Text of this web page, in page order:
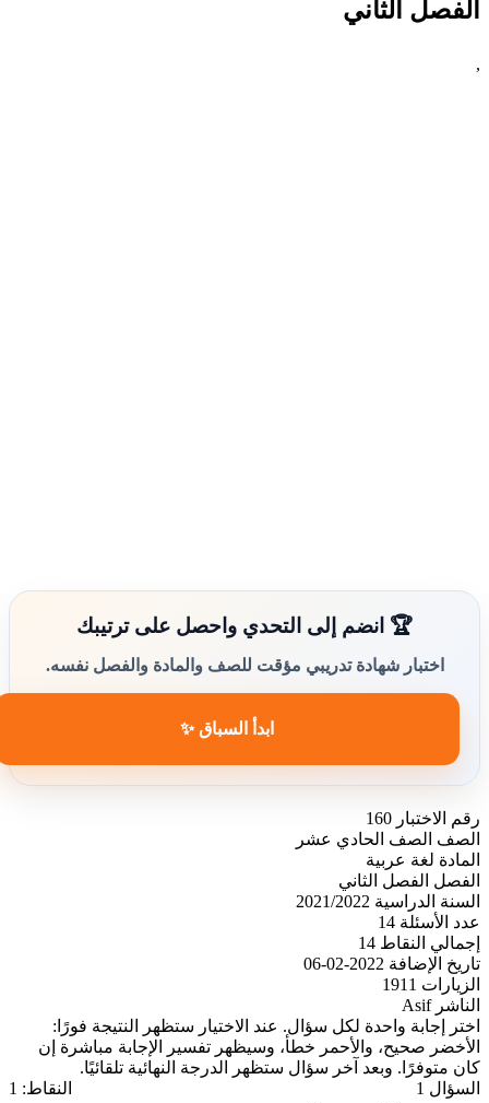
الفصل الثاني
🏆 انضم إلى التحدي واحصل على ترتيبك
اختبار شهادة تدريبي مؤقت للصف والمادة والفصل نفسه.
ابدأ السباق ✨
رقم الاختبار 160
الصف
الصف الحادي عشر
المادة لغة عربية
الفصل
الفصل الثاني
السنة الدراسية 2021/2022
عدد الأسئلة 14
إجمالي النقاط 14
تاريخ الإضافة 2022-02-06
الزيارات
1911
الناشر Asif
اختر إجابة واحدة لكل سؤال. عند الاختيار ستظهر النتيجة فورًا:
الأخضر صحيح، والأحمر خطأ، وسيظهر تفسير الإجابة مباشرة إن
كان متوفرًا. وبعد آخر سؤال ستظهر الدرجة النهائية تلقائيًا.
السؤال 1
النقاط: 1